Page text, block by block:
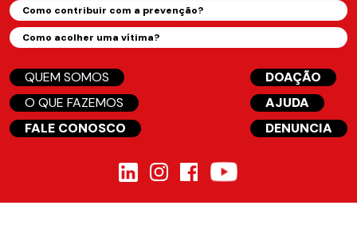
Como contribuir com a prevenção?
Como acolher uma vítima?
QUEM SOMOS
O QUE FAZEMOS
FALE CONOSCO
DOAÇÃO
AJUDA
DENUNCIA